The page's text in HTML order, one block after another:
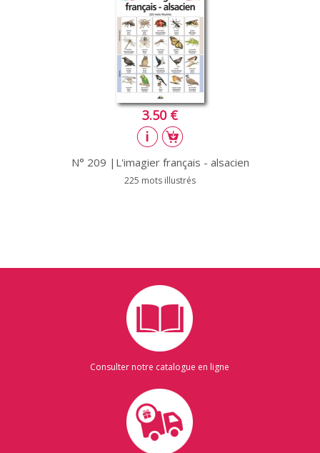
3.50 €
N° 209 |L'imagier français - alsacien
225 mots illustrés
Consulter notre catalogue en ligne